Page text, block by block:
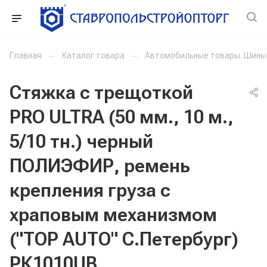
Главная — Каталог товара — Автомобильные товары. Шины
Стяжка с трещоткой
PRO ULTRA (50 мм., 10 м.,
5/10 тн.) черный
ПОЛИЭФИР, ремень
крепления груза с
храповым механизмом
("TOP AUTO" С.Петербург)